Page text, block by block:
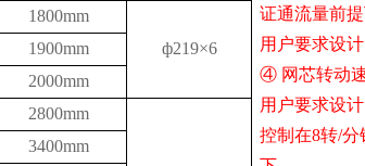
证通流量前
用户要求设计
④ 网芯转动
用户要求设
控制在8转/分
1800mm
ф219×6
1900mm
2000mm
2800mm
3400mm